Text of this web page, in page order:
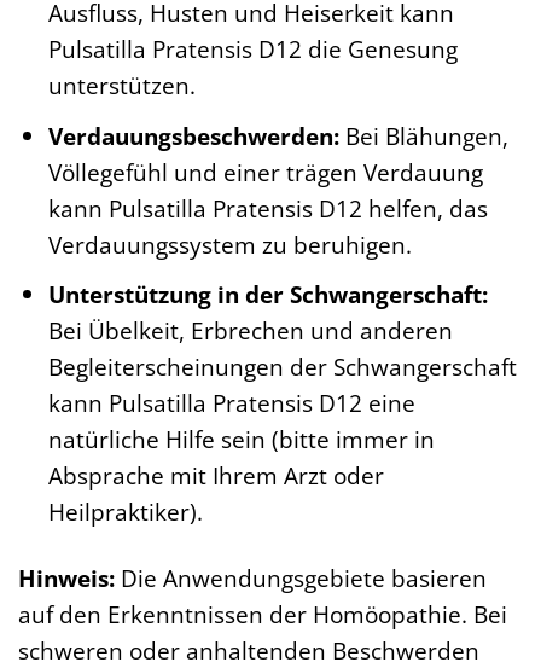
Ausfluss, Husten und Heiserkeit kann
Pulsatilla Pratensis D12 die Genesung
unterstützen.
Verdauungsbeschwerden:Bei Blähungen,
Völlegefühl und einer trägen Verdauung
kann Pulsatilla Pratensis D12 helfen, das
Verdauungssystem zu beruhigen.
Unterstützung in der Schwangerschaft:
Bei Übelkeit, Erbrechen und anderen
Begleiterscheinungen der Schwangerschaft
kann Pulsatilla Pratensis D12 eine
natürliche Hilfe sein (bitte immer in
Absprache mit Ihrem Arzt oder
Heilpraktiker).
Hinweis: Die Anwendungsgebiete basieren
auf den Erkenntnissen der Homöopathie. Bei
schweren oder anhaltenden Beschwerden